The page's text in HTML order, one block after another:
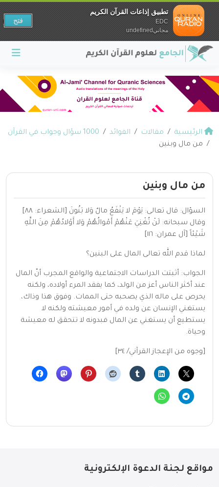
الرئيسية مقالات الفوائد
1000 سؤال وجواب في القرآن
من مال وبنين
من مال وبنين
السؤال: قال تعالى: يَوْمَ لا يَنْفَعُ مالٌ وَلا بَنُونَ [الشعراء: ٨٨]
وقال سبحانه: لَنْ تُغْنِيَ عَنْهُمْ أَمْوالُهُمْ وَلا أَوْلادُهُمْ مِنَ اللَّهِ
شَيْئاً [آل عمران: ١١٦]
لماذا قدم الله تعالى المال على البنين؟
الجواب: أثبتت الدراسات الاجتماعية والواقع المجرب أنّ المال
عند أكثر الناس أعز من الولد، كما يفقد المرء أولاده، ولكنه
يحرص على ماله الذي يصحبه حتى الممات. وفوق هذا وذاك،
يستغني الإنسان عن ولده في أمور معيشته ولكنه لا
يستطيع أن يستغني عن المال فبدونه لا تتحقق له معيشة
وحياة.
[وجوه من الإعجاز القرآني/ ٣٤]
مواقع لجنة الدعوة الإلكترونية
تطبيق إذاعات القرآن الكريم
EDC
مجانيundefined
فتح